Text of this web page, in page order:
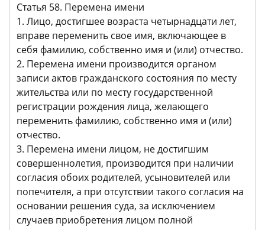
Статья 58. Перемена имени
1. Лицо, достигшее возраста четырнадцати лет,
вправе переменить свое имя, включающее в
себя фамилию, собственно имя и (или) отчество.
2. Перемена имени производится органом
записи актов гражданского состояния по месту
жительства или по месту государственной
регистрации рождения лица, желающего
переменить фамилию, собственно имя и (или)
отчество.
3. Перемена имени лицом, не достигшим
совершеннолетия, производится при наличии
согласия обоих родителей, усыновителей или
попечителя, а при отсутствии такого согласия на
основании решения суда, за исключением
случаев приобретения лицом полной